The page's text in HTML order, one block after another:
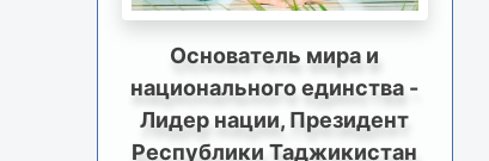
Основатель мира и
национального единства -
Лидер нации, Президент
Республики Таджикистан